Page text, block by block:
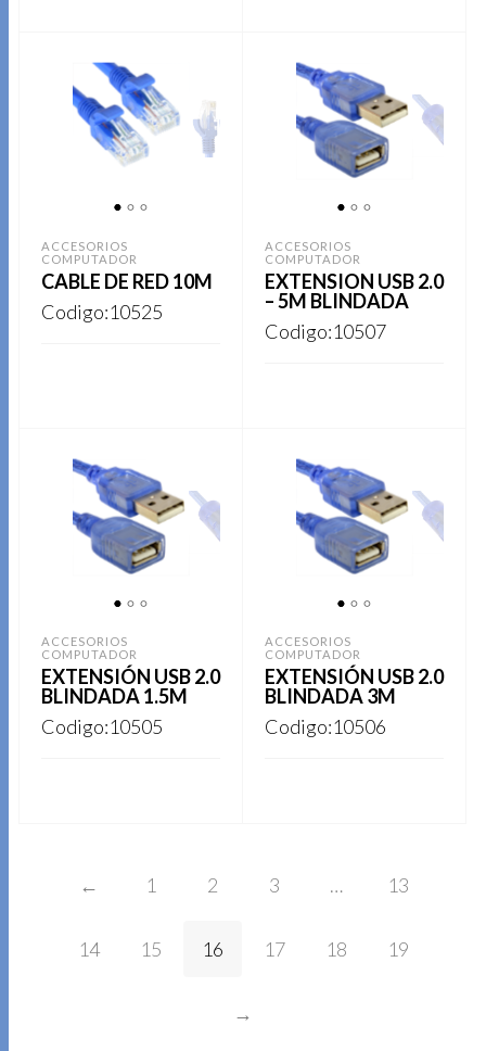
ACCESORIOS
COMPUTADOR
CABLE DE RED 10M
Codigo:10525
ACCESORIOS
COMPUTADOR
EXTENSION USB 2.0
– 5M BLINDADA
Codigo:10507
ACCESORIOS
COMPUTADOR
EXTENSIÓN USB 2.0
BLINDADA 1.5M
Codigo:10505
ACCESORIOS
COMPUTADOR
EXTENSIÓN USB 2.0
BLINDADA 3M
Codigo:10506
← 1 2 3 … 13
14 15 16 17 18 19
→